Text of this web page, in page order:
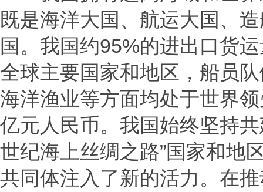
既是海洋大国、航运大国、
国。我国约95%的进出口货
全球主要国家和地区，船员
海洋渔业等方面均处于世界
亿元人民币。我国始终坚持
世纪海上丝绸之路”国家和地
共同体注入了新的活力。在